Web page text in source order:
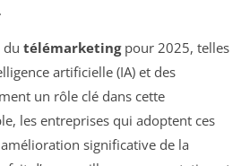
du télémarketingpour 2025, telles
artificielle (IA) et des
un rôle clé dans cette
les entreprises qui adoptent ces
significative de la